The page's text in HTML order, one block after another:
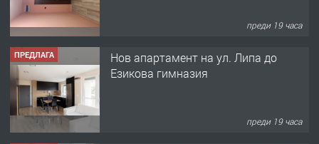
преди 19 часа
ПРЕДЛАГА
Нов апартамент на ул. Липа до
Езикова гимназия
преди 19 часа